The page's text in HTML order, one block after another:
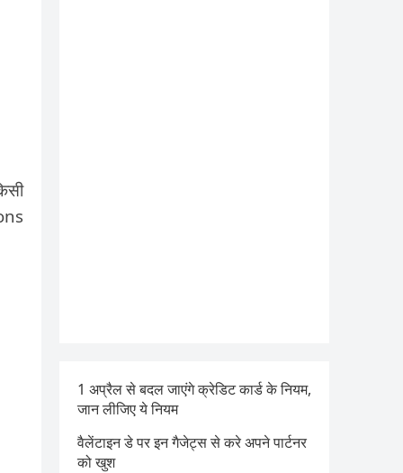
1 अप्रैल से बदल जाएंगे क्रेडिट कार्ड के नियम,
जान लीजिए ये नियम
वैलेंटाइन डे पर इन गैजेट्स से करे अपने पार्टनर
को खुश